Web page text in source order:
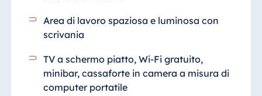
Area di lavoro spaziosa e luminosa con
scrivania
TV a schermo piatto, Wi-Fi gratuito,
minibar, cassaforte in camera a misura di
computer portatile